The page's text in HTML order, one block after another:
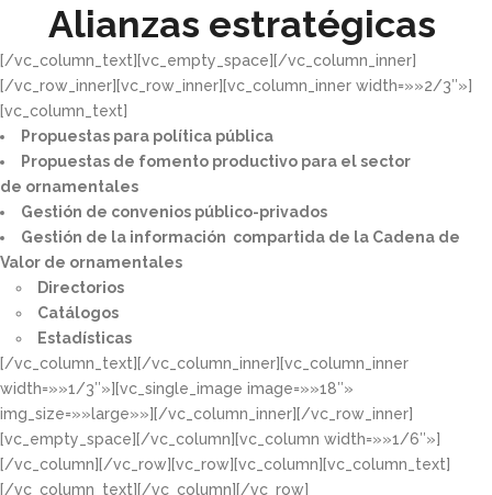
Alianzas estratégicas
[/vc_column_text][vc_empty_space][/vc_column_inner]
[/vc_row_inner][vc_row_inner][vc_column_inner width=»»2/3″»]
[vc_column_text]
Propuestas para política pública​
Propuestas de fomento productivo para el sector
de ornamentales​
Gestión de convenios público-privados​
Gestión de la información compartida de la Cadena de
Valor de ornamentales​
Directorios​
Catálogos​
Estadísticas
[/vc_column_text][/vc_column_inner][vc_column_inner
width=»»1/3″»][vc_single_image image=»»18″»
img_size=»»large»»][/vc_column_inner][/vc_row_inner]
[vc_empty_space][/vc_column][vc_column width=»»1/6″»]
[/vc_column][/vc_row][vc_row][vc_column][vc_column_text]
[/vc_column_text][/vc_column][/vc_row]